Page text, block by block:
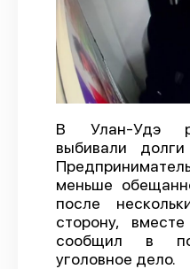
О
Политика
В Улан-Удэ
выбивали
меньше
после
сторону,
сообщил в
уголовное дело.